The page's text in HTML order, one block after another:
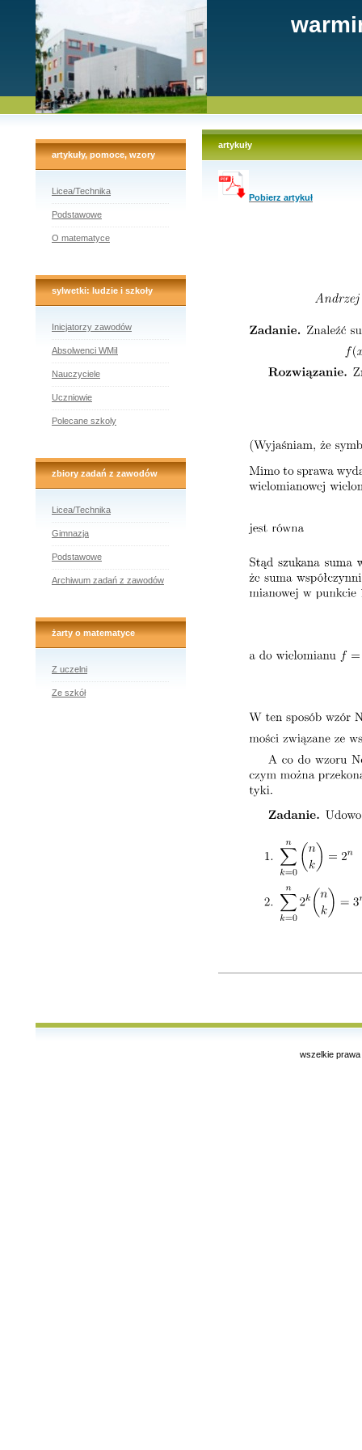
artykuły, pomoce, wzory
Licea/Technika
Podstawowe
O matematyce
sylwetki: ludzie i szkoły
Inicjatorzy zawodów
Absolwenci WMiI
Nauczyciele
Uczniowie
Polecane szkoly
zbiory zadań z zawodów
Licea/Technika
Gimnazja
Podstawowe
Archiwum zadań z zawodów
żarty o matematyce
Z uczelni
Ze szkół
artykuły
Pobierz artykuł
wszelkie